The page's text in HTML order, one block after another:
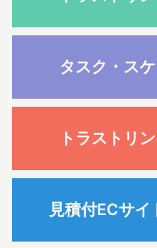
タスク・ス
トラストリ
見積付ECサイ